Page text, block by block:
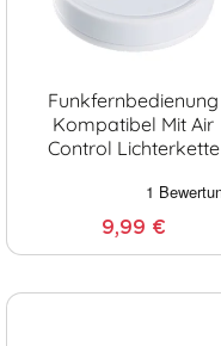
Funkfernbedienung
Kompatibel Mit Air
Control Lichterkette
9,99 €